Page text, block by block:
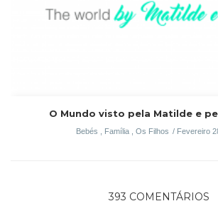
O Mundo visto pela Matilde e
Bebés Família Os Filhos Fevereiro
393 COMENTÁRIOS